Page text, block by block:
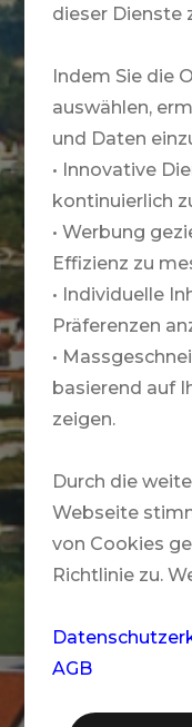
dieser Dienste
Indem Sie die
auswählen,
und Daten
• Innovative
kontinuierlich
• Werbung
Effizienz zu
• Individuelle
Präferenzen
•
basierend auf
zeigen.
Durch die
Webseite
von Cookies
Richtlinie zu.
AGB